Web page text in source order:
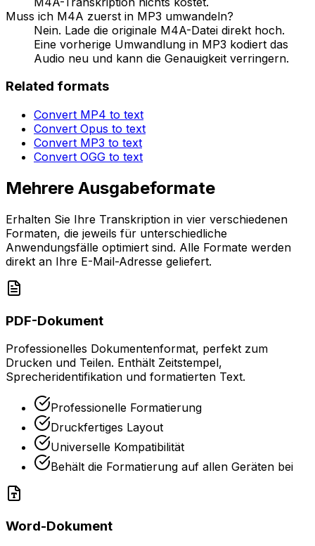
Muss ich M4A zuerst in MP3 umwandeln?
Nein. Lade die originale M4A-Datei direkt hoch.
Eine vorherige Umwandlung in MP3 kodiert das
Audio neu und kann die Genauigkeit verringern.
Related formats
Convert MP4 to text
Convert Opus to text
Convert MP3 to text
Convert OGG to text
Mehrere Ausgabeformate
Erhalten Sie Ihre Transkription in vier verschiedenen
Formaten, die jeweils für unterschiedliche
Anwendungsfälle optimiert sind. Alle Formate werden
direkt an Ihre E-Mail-Adresse geliefert.
PDF-Dokument
Professionelles Dokumentenformat, perfekt zum
Drucken und Teilen. Enthält Zeitstempel,
Sprecheridentifikation und formatierten Text.
Professionelle Formatierung
Druckfertiges Layout
Universelle Kompatibilität
Behält die Formatierung auf allen Geräten bei
Word-Dokument